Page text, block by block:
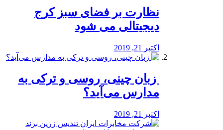
نظارت بر فضای سبز کرج
دیجیتالی می شود
اکتبر 21, 2019
️ زبان چینی، روسی و ترکی به
مدارس می‌آید؟
اکتبر 21, 2019